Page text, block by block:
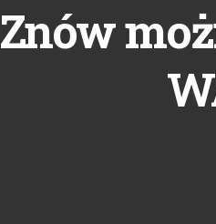
Znów